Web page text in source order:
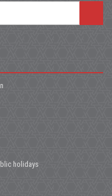
holidays